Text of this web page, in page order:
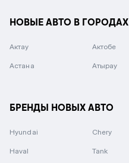
НОВЫЕ АВТО В ГОРОДАХ
Актау Актобе
Астана Атырау
БРЕНДЫ НОВЫХ АВТО
Hyundai Chery
Haval Tank